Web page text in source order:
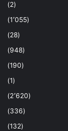
(2)
(1٬055)
(28)
(948)
(190)
(1)
(2٬620)
(336)
(132)